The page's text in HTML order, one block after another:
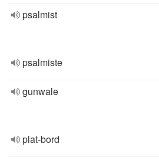
psalmist
psalmiste
gunwale
plat-bord